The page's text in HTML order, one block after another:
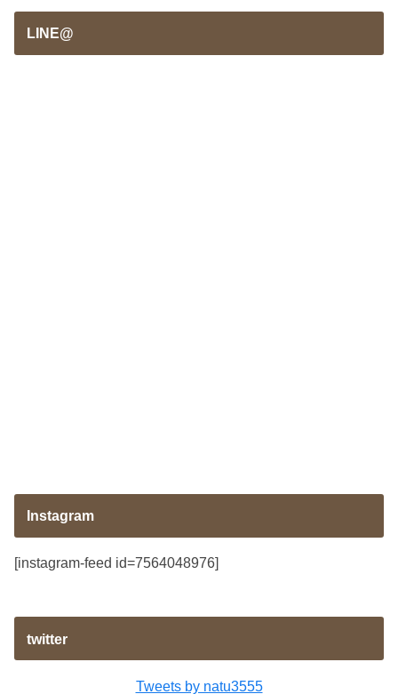
LINE@
Instagram
[instagram-feed id=7564048976]
twitter
Tweets by natu3555